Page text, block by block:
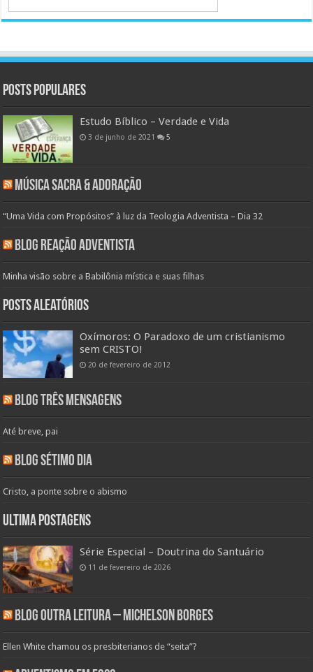
Posts populares
Estudo Bíblico – Verdade e Vida
3 de junho de 2021 5
Música Sacra & Adoração
“Uma Vida com Propósitos” à luz da Teologia Adventista – Dia 32
Blog Reação Adventista
Minha visão sobre a Babilônia mística e suas filhas
Posts aleatórios
Oxímoros: O Paradoxo de um cristianismo
sem CRISTO!
20 de fevereiro de 2012
Blog Três Mensagens
Até breve, pai
Blog Sétimo Dia
Cristo, a ponte sobre o abismo
Ultima Postagens
Série Especial – Doutrina do Santuário
11 de fevereiro de 2026
Blog Outra Leitura – Michelson Borges
Ellen White chamou os presbiterianos de “seita”?